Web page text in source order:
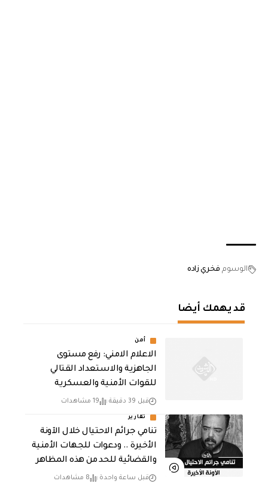
الوسوم فخري زاده
قد يهمك أيضا
أمن
الاعلام الامني: رفع مستوى
الجاهزية والاستعداد القتالي
للقوات الأمنية والعسكرية
قبل 39 دقيقة 19 مشاهدات
تقارير
تنامي جرائم الاحتيال خلال الآونة
الأخيرة .. ودعوات للجهات الأمنية
والقضائية للحد من هذه المظاهر
قبل ساعة واحدة 8 مشاهدات